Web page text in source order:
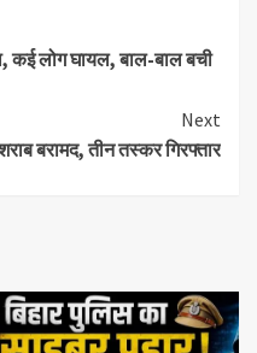
कई लोग घायल, बाल-बाल बची
Next
बरामद, तीन तस्कर गिरफ्तार